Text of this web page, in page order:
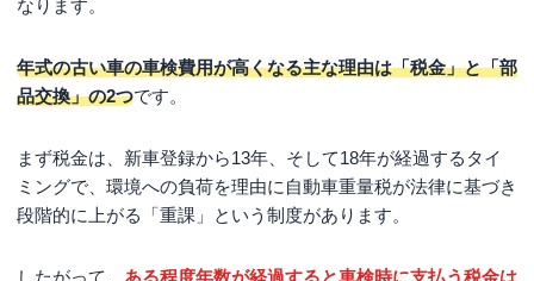
なります。
年式の古い車の車検費用が高くなる主な理由は「税金」と「部
品交換」の2つです。
まず税金は、新車登録から13年、そして18年が経過するタイ
ミングで、環境への負荷を理由に自動車重量税が法律に基づき
段階的に上がる「重課」という制度があります。